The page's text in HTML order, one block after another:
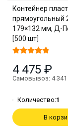
Контейнер
прямоугольный
179×132 мм, Д-
[500 шт]
4 475 ₽
Самовывоз: 4 341
Количество:1
В